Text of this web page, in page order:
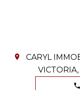
CARYL
VICTORIA,